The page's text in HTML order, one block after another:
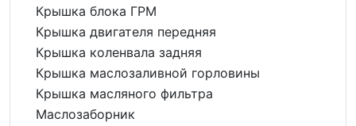
Крышка блока ГРМ
Крышка двигателя передняя
Крышка коленвала задняя
Крышка маслозаливной горловины
Крышка масляного фильтра
Маслозаборник